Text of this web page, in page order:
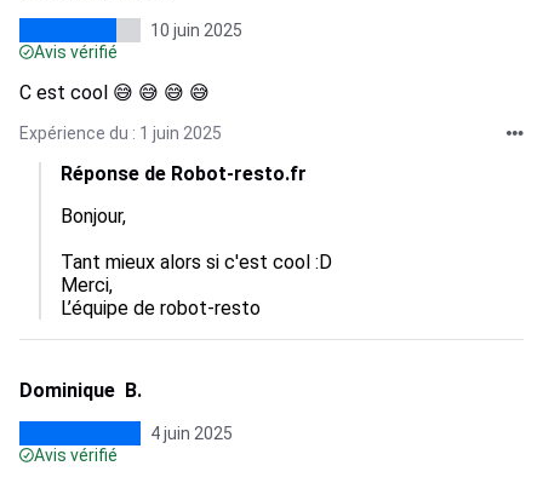
10 juin 2025
Avis vérifié
C est cool 😅 😅 😅 😅
Expérience du : 1 juin 2025
Réponse de Robot-resto.fr
Bonjour,
Tant mieux alors si c'est cool :D
Merci,
L’équipe de robot-resto
Dominique B.
4 juin 2025
Avis vérifié